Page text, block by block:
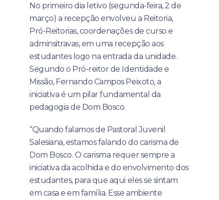
No primeiro dia letivo (segunda-feira, 2 de
março) a recepção envolveu a Reitoria,
Pró-Reitorias, coordenações de curso e
adminsitravas, em uma recepção aos
estudantes logo na entrada da unidade.
Segundo o Pró-reitor de Identidade e
Missão, Fernando Campos Peixoto, a
iniciativa é um pilar fundamental da
pedagogia de Dom Bosco.
“Quando falamos de Pastoral Juvenil
Salesiana, estamos falando do carisma de
Dom Bosco. O carisma requer sempre a
iniciativa da acolhida e do envolvimento dos
estudantes, para que aqui eles se sintam
em casa e em família. Esse ambiente